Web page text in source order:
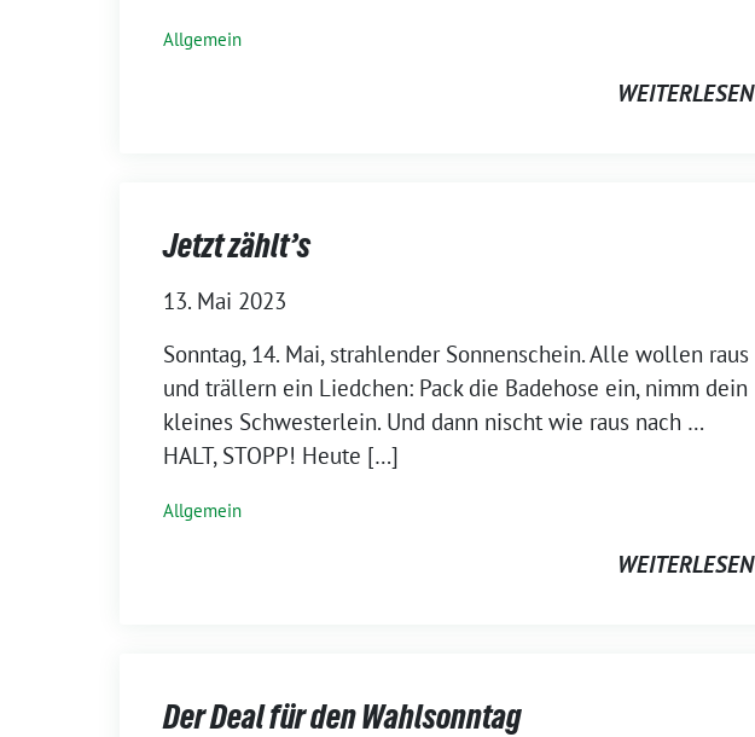
Allgemein
WEITERLESEN
Jetzt zählt’s
13. Mai 2023
Sonntag, 14. Mai, strahlender Sonnenschein. Alle wollen raus
und trällern ein Liedchen: Pack die Badehose ein, nimm dein
kleines Schwesterlein. Und dann nischt wie raus nach …
HALT, STOPP! Heute […]
Allgemein
WEITERLESEN
Der Deal für den Wahlsonntag